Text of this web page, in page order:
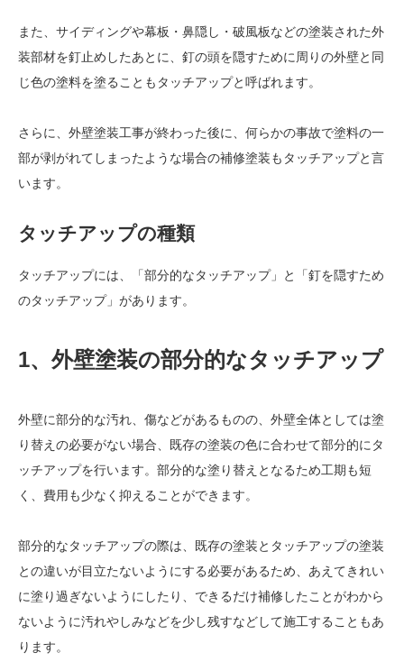
また、サイディングや幕板・鼻隠し・破風板などの塗装された外
装部材を釘止めしたあとに、釘の頭を隠すために周りの外壁と同
じ色の塗料を塗ることもタッチアップと呼ばれます。
さらに、外壁塗装工事が終わった後に、何らかの事故で塗料の一
部が剥がれてしまったような場合の補修塗装もタッチアップと言
います。
タッチアップの種類
タッチアップには、「部分的なタッチアップ」と「釘を隠すため
のタッチアップ」があります。
1、外壁塗装の部分的なタッチアップ
外壁に部分的な汚れ、傷などがあるものの、外壁全体としては塗
り替えの必要がない場合、既存の塗装の色に合わせて部分的にタ
ッチアップを行います。部分的な塗り替えとなるため工期も短
く、費用も少なく抑えることができます。
部分的なタッチアップの際は、既存の塗装とタッチアップの塗装
との違いが目立たないようにする必要があるため、あえてきれい
に塗り過ぎないようにしたり、できるだけ補修したことがわから
ないように汚れやしみなどを少し残すなどして施工することもあ
ります。